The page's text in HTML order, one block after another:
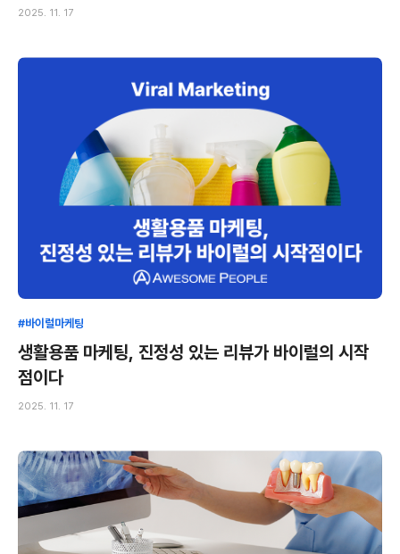
2025. 11. 17
#바이럴마케팅
생활용품 마케팅, 진정성 있는 리뷰가 바이럴의 시작
점이다
2025. 11. 17